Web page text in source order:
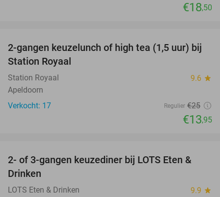
€18,50
44%
2-gangen keuzelunch of high tea (1,5 uur) bij
Station Royaal
Station Royaal 9.6 star
Apeldoorn
Verkocht: 17
Regulier €25
€13,95
38%
2- of 3-gangen keuzediner bij LOTS Eten &
Drinken
LOTS Eten & Drinken 9.9 star